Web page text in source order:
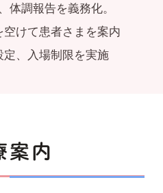
体調報告を義務化。
空けて患者さまを案内
定、入場制限を実施
案内